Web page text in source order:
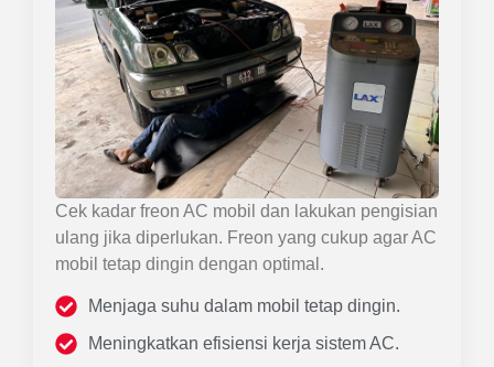
Cek kadar freon AC mobil dan lakukan pengisian
ulang jika diperlukan. Freon yang cukup agar AC
mobil tetap dingin dengan optimal.
Menjaga suhu dalam mobil tetap dingin.
Meningkatkan efisiensi kerja sistem AC.